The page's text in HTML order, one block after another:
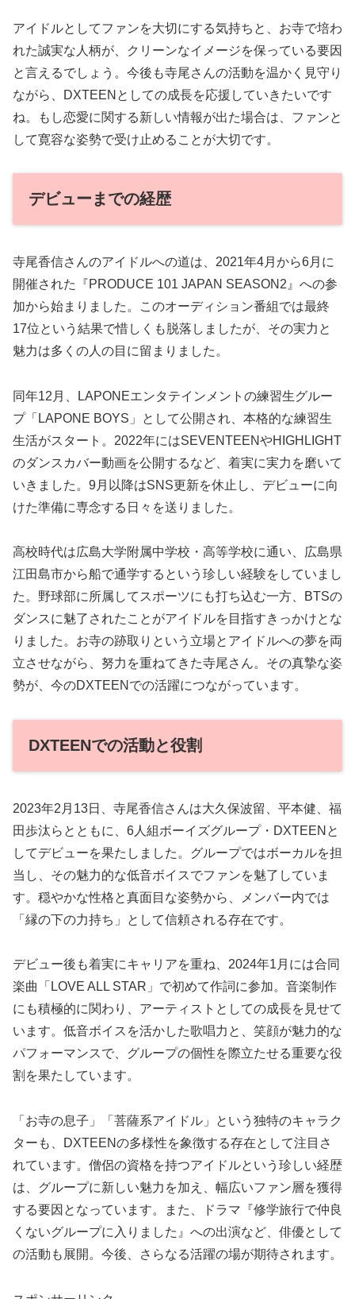
アイドルとしてファンを大切にする気持ちと、お寺で培わ
れた誠実な人柄が、クリーンなイメージを保っている要因
と言えるでしょう。今後も寺尾さんの活動を温かく見守り
ながら、DXTEENとしての成長を応援していきたいです
ね。もし恋愛に関する新しい情報が出た場合は、ファンと
して寛容な姿勢で受け止めることが大切です。
デビューまでの経歴
寺尾香信さんのアイドルへの道は、2021年4月から6月に
開催された『PRODUCE 101 JAPAN SEASON2』への参
加から始まりました。このオーディション番組では最終
17位という結果で惜しくも脱落しましたが、その実力と
魅力は多くの人の目に留まりました。
同年12月、LAPONEエンタテインメントの練習生グルー
プ「LAPONE BOYS」として公開され、本格的な練習生
生活がスタート。2022年にはSEVENTEENやHIGHLIGHT
のダンスカバー動画を公開するなど、着実に実力を磨いて
いきました。9月以降はSNS更新を休止し、デビューに向
けた準備に専念する日々を送りました。
高校時代は広島大学附属中学校・高等学校に通い、広島県
江田島市から船で通学するという珍しい経験をしていまし
た。野球部に所属してスポーツにも打ち込む一方、BTSの
ダンスに魅了されたことがアイドルを目指すきっかけとな
りました。お寺の跡取りという立場とアイドルへの夢を両
立させながら、努力を重ねてきた寺尾さん。その真摯な姿
勢が、今のDXTEENでの活躍につながっています。
DXTEENでの活動と役割
2023年2月13日、寺尾香信さんは大久保波留、平本健、福
田歩汰らとともに、6人組ボーイズグループ・DXTEENと
してデビューを果たしました。グループではボーカルを担
当し、その魅力的な低音ボイスでファンを魅了していま
す。穏やかな性格と真面目な姿勢から、メンバー内では
「縁の下の力持ち」として信頼される存在です。
デビュー後も着実にキャリアを重ね、2024年1月には合同
楽曲「LOVE ALL STAR」で初めて作詞に参加。音楽制作
にも積極的に関わり、アーティストとしての成長を見せて
います。低音ボイスを活かした歌唱力と、笑顔が魅力的な
パフォーマンスで、グループの個性を際立たせる重要な役
割を果たしています。
「お寺の息子」「菩薩系アイドル」という独特のキャラク
ターも、DXTEENの多様性を象徴する存在として注目さ
れています。僧侶の資格を持つアイドルという珍しい経歴
は、グループに新しい魅力を加え、幅広いファン層を獲得
する要因となっています。また、ドラマ『修学旅行で仲良
くないグループに入りました』への出演など、俳優として
の活動も展開。今後、さらなる活躍の場が期待されます。